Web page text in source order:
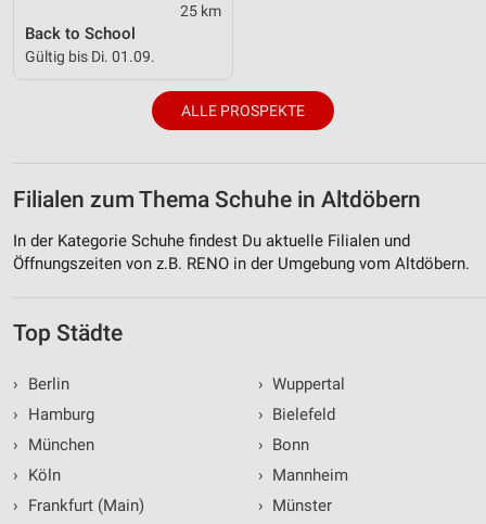
25 km
Back to School
Gültig bis Di. 01.09.
ALLE PROSPEKTE
Filialen zum Thema Schuhe in Altdöbern
In der Kategorie Schuhe findest Du aktuelle Filialen und
Öffnungszeiten von z.B. RENO in der Umgebung vom Altdöbern.
Top Städte
›
Berlin
›
Hamburg
›
München
›
Köln
›
Frankfurt (Main)
› Wuppertal
› Bielefeld
› Bonn
› Mannheim
› Münster